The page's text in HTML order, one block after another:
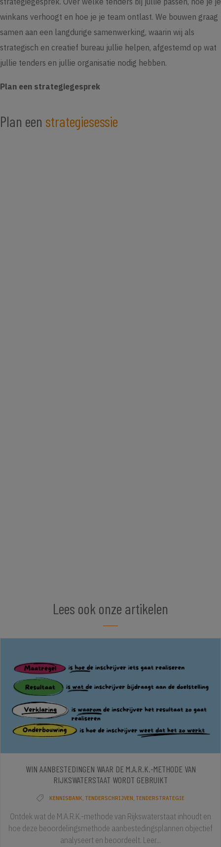
winkans verhoogt en hoe je je team ontlast. We bouwen graag
samen aan een langdurige samenwerking, waarin wij als
strategisch en creatief bureau jullie helpen, afgestemd op wat
jullie tenders en jullie organisatie nodig hebben.
Plan een strategiegesprek
Plan een strategiesessie
Lees ook onze artikelen
WIN AANBESTEDINGEN WAAR DE M.A.R.K.-METHODE VAN
RIJKSWATERSTAAT WORDT GEBRUIKT
KENNISBANK TENDERSCHRIJVEN TENDERSTRATEGIE
Ontdek wat de M.A.R.K.-methode van Rijkswaterstaat inhoudt en
hoe deze beoordelingsmethode aanbestedingsplannen objectief
analyseert en beoordeelt. Leer...